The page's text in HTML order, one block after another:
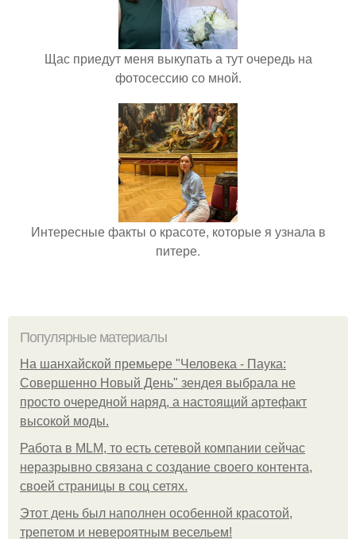
Щас приедут меня выкупать а тут очередь на
фотосессию со мной.
Интересные факты о красоте, которые я узнала в
питере.
Популярные материалы
На шанхайской премьере "Человека - Паука:
Совершенно Новый День" зендея выбрала не
просто очередной наряд, а настоящий артефакт
высокой моды.
Работа в MLM, то есть сетевой компании сейчас
неразрывно связана с создание своего контента,
своей страницы в соц сетях.
Этот день был наполнен особенной красотой,
трепетом и невероятным весельем!